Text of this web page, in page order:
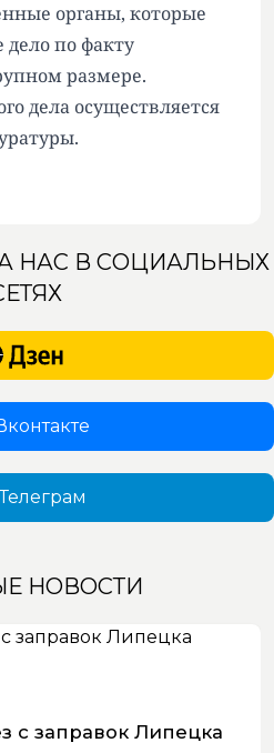
органы, которые
дело по факту
размере.
дела осуществляется
НАС В СОЦИАЛЬНЫХ
Телеграм
НОВОСТИ
с заправок Липецка